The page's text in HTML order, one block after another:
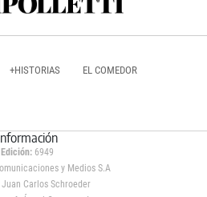
+HISTORIAS EL COMEDOR
Edición: 6949
y Medios S.A
Juan Carlos Schroeder